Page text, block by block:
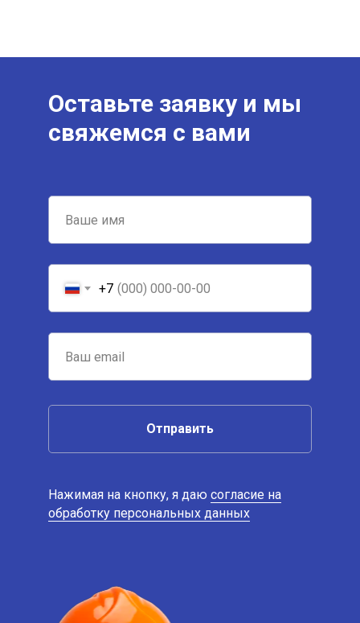
Оставьте заявку и мы
свяжемся с вами
+7
Отправить
Нажимая на кнопку, я даю согласие на
обработку персональных данных